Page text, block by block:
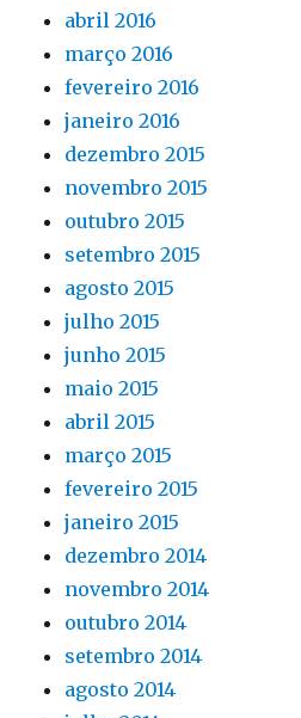
abril 2016
março 2016
fevereiro 2016
janeiro 2016
dezembro 2015
novembro 2015
outubro 2015
setembro 2015
agosto 2015
julho 2015
junho 2015
maio 2015
abril 2015
março 2015
fevereiro 2015
janeiro 2015
dezembro 2014
novembro 2014
outubro 2014
setembro 2014
agosto 2014